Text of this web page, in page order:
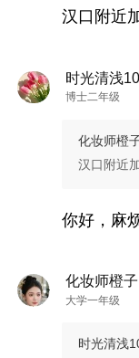
汉口附近
时光清浅
博士二年级
化妆师橙
汉口附近
你好，麻
化妆师橙子
大学一年级
时光清浅